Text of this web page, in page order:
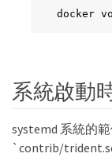
docker
系統啟動
systemd 系統的
`contrib/